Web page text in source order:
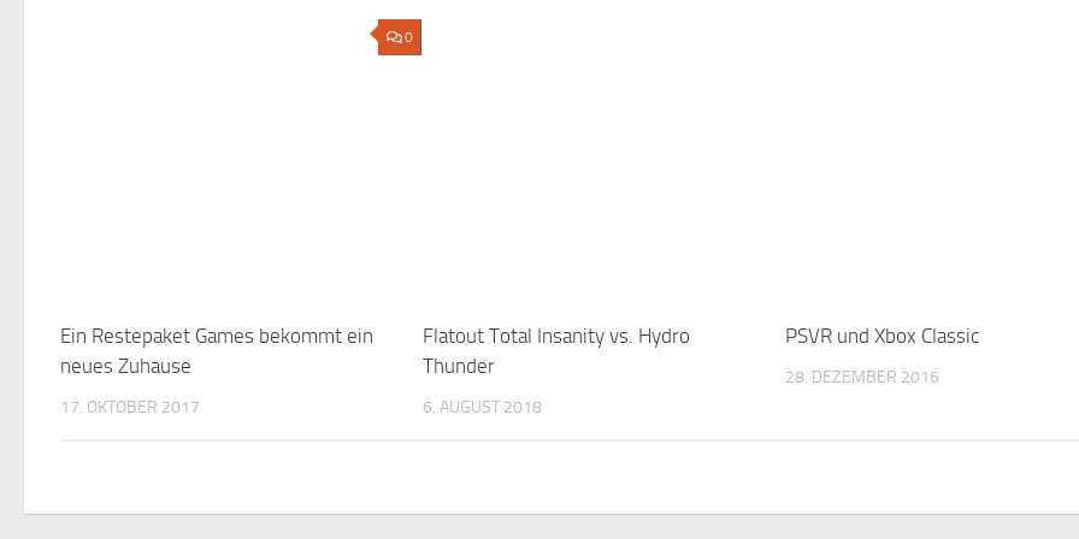
0
Ein Restepaket Games bekommt ein
neues Zuhause
17. OKTOBER 2017
Flatout Total Insanity vs. Hydro
Thunder
6. AUGUST 2018
PSVR und Xbox Classic
28. DEZEMBER 2016